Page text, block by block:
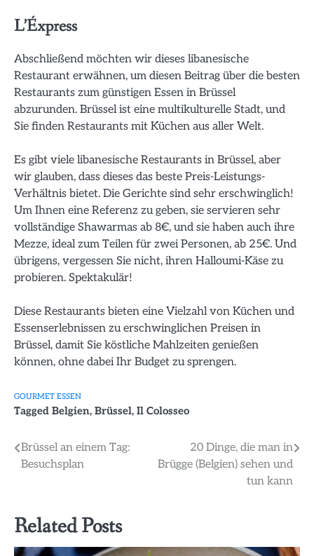
L’Éxpress
Abschließend möchten wir dieses libanesische
Restaurant erwähnen, um diesen Beitrag über die besten
Restaurants zum günstigen Essen in Brüssel
abzurunden. Brüssel ist eine multikulturelle Stadt, und
Sie finden Restaurants mit Küchen aus aller Welt.
Es gibt viele libanesische Restaurants in Brüssel, aber
wir glauben, dass dieses das beste Preis-Leistungs-
Verhältnis bietet. Die Gerichte sind sehr erschwinglich!
Um Ihnen eine Referenz zu geben, sie servieren sehr
vollständige Shawarmas ab 8€, und sie haben auch ihre
Mezze, ideal zum Teilen für zwei Personen, ab 25€. Und
übrigens, vergessen Sie nicht, ihren Halloumi-Käse zu
probieren. Spektakulär!
Diese Restaurants bieten eine Vielzahl von Küchen und
Essenserlebnissen zu erschwinglichen Preisen in
Brüssel, damit Sie köstliche Mahlzeiten genießen
können, ohne dabei Ihr Budget zu sprengen.
GOURMET ESSEN
Tagged Belgien, Brüssel, Il Colosseo
Beitragsnavigation
Brüssel an einem Tag:
Besuchsplan
20 Dinge, die man in
Brügge (Belgien) sehen und
tun kann
Related Posts